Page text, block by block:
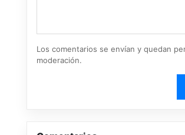
Los comentarios se envían y quedan
moderación.